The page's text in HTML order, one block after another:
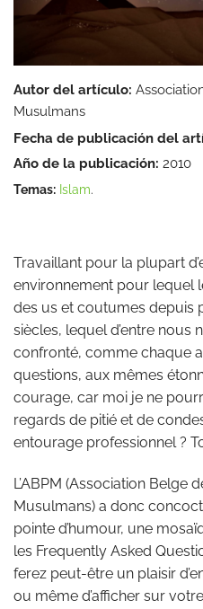
Autor del artículo:
Musulmans
Fecha de publicación del
Año de la publicación: 2010
Temas: Islam.
Travaillant pour la plupart
environnement pour lequel
des us et coutumes depuis
siècles, lequel d’entre nous
confronté, comme chaque
questions, aux mêmes
courage, car moi je ne
regards de pitié et de
entourage professionnel ?
L’ABPM (Association Belge
Musulmans) a donc
pointe d’humour, une
les Frequently Asked
ferez peut-être un plaisir
ou même d’afficher sur